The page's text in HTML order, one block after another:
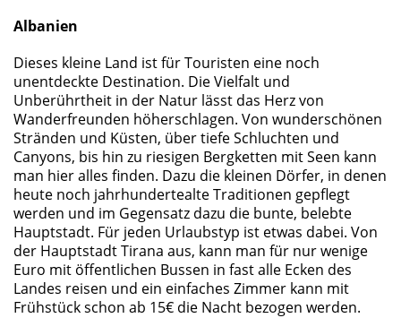
Albanien
Dieses kleine Land ist für Touristen eine noch
unentdeckte Destination. Die Vielfalt und
Unberührtheit in der Natur lässt das Herz von
Wanderfreunden höherschlagen. Von wunderschönen
Stränden und Küsten, über tiefe Schluchten und
Canyons, bis hin zu riesigen Bergketten mit Seen kann
man hier alles finden. Dazu die kleinen Dörfer, in denen
heute noch jahrhundertealte Traditionen gepflegt
werden und im Gegensatz dazu die bunte, belebte
Hauptstadt. Für jeden Urlaubstyp ist etwas dabei. Von
der Hauptstadt Tirana aus, kann man für nur wenige
Euro mit öffentlichen Bussen in fast alle Ecken des
Landes reisen und ein einfaches Zimmer kann mit
Frühstück schon ab 15€ die Nacht bezogen werden.